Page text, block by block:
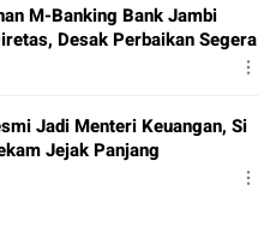
M-Banking Bank Jambi
Desak Perbaikan Segera
Jadi Menteri Keuangan, Si
Jejak Panjang